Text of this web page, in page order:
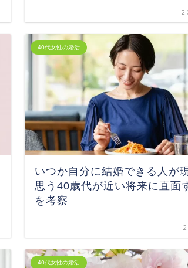
40代女性の婚活
いつか自分に結婚できる人が
思う40歳代が近い将来に直面
を考察
40代女性の婚活